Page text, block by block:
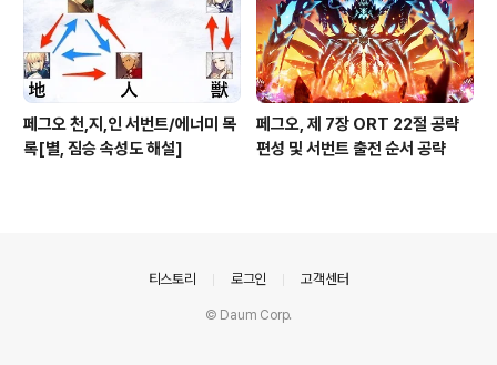
페그오 천,지,인 서번트/에너미 목
록[별, 짐승 속성도 해설]
페그오, 제 7장 ORT 22절 공략
편성 및 서번트 출전 순서 공략
티스토리 로그인 고객센터
© Daum Corp.